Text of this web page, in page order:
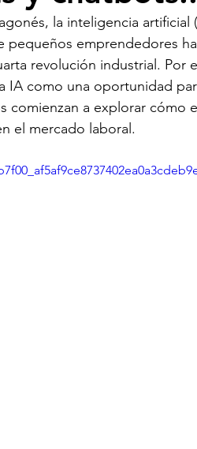
CURSOS &
EVENTOS MUNDO
DIGITAL
la inteligencia artificial
pequeños emprendedores
revolución industrial. Por
IA como una oportunidad
comienzan a explorar cómo
el mercado laboral.